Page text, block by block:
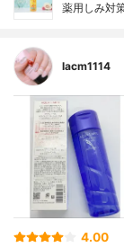
薬用しみ対
lacm1114
4.00